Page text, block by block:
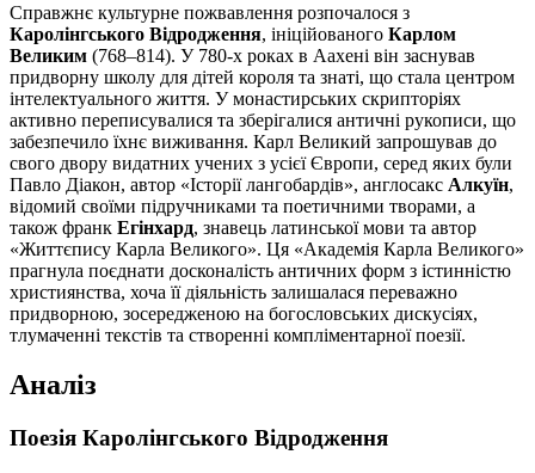
Справжнє культурне пожвавлення розпочалося з
Каролінгського Відродження, ініційованого Карлом
Великим (768–814). У 780-х роках в Аахені він заснував
придворну школу для дітей короля та знаті, що стала центром
інтелектуального життя. У монастирських скрипторіях
активно переписувалися та зберігалися античні рукописи, що
забезпечило їхнє виживання. Карл Великий запрошував до
свого двору видатних учених з усієї Європи, серед яких були
Павло Діакон, автор «Історії лангобардів», англосакс Алкуїн,
відомий своїми підручниками та поетичними творами, а
також франк Егінхард, знавець латинської мови та автор
«Життєпису Карла Великого». Ця «Академія Карла Великого»
прагнула поєднати досконалість античних форм з істинністю
християнства, хоча її діяльність залишалася переважно
придворною, зосередженою на богословських дискусіях,
тлумаченні текстів та створенні компліментарної поезії.
Аналіз
Поезія Каролінгського Відродження